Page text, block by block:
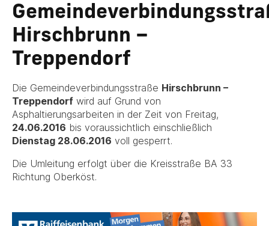
Hirschbrunn –
Treppendorf
Die Gemeindeverbindungsstraße Hirschbrunn –
Treppendorf wird auf Grund von
Asphaltierungsarbeiten in der Zeit von Freitag,
24.06.2016 bis voraussichtlich einschließlich
Dienstag 28.06.2016 voll gesperrt.
Die Umleitung erfolgt über die Kreisstraße BA 33
Richtung Oberköst.